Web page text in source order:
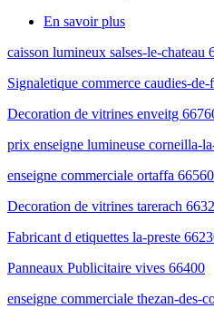
En savoir plus
caisson lumineux salses-le-chateau
Signaletique commerce caudies-
Decoration de vitrines enveitg
prix enseigne lumineuse corneilla-
enseigne commerciale ortaffa 66560
Decoration de vitrines tarerach
Fabricant d etiquettes la-preste
Panneaux Publicitaire vives 66400
enseigne commerciale thezan-des-